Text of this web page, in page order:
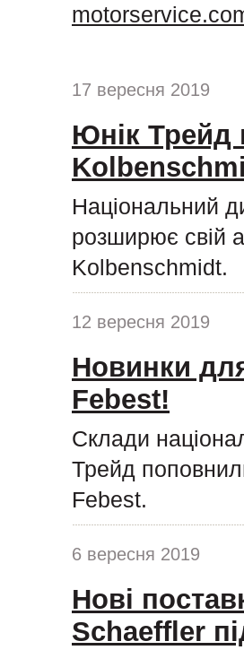
17 вересня 2019
Юнік Трейд
Національний
розширює свій
Kolbenschmidt.
12 вересня 2019
Новинки
Febest!
Склади
Трейд
Febest.
6 вересня 2019
Нові
Schaeffler